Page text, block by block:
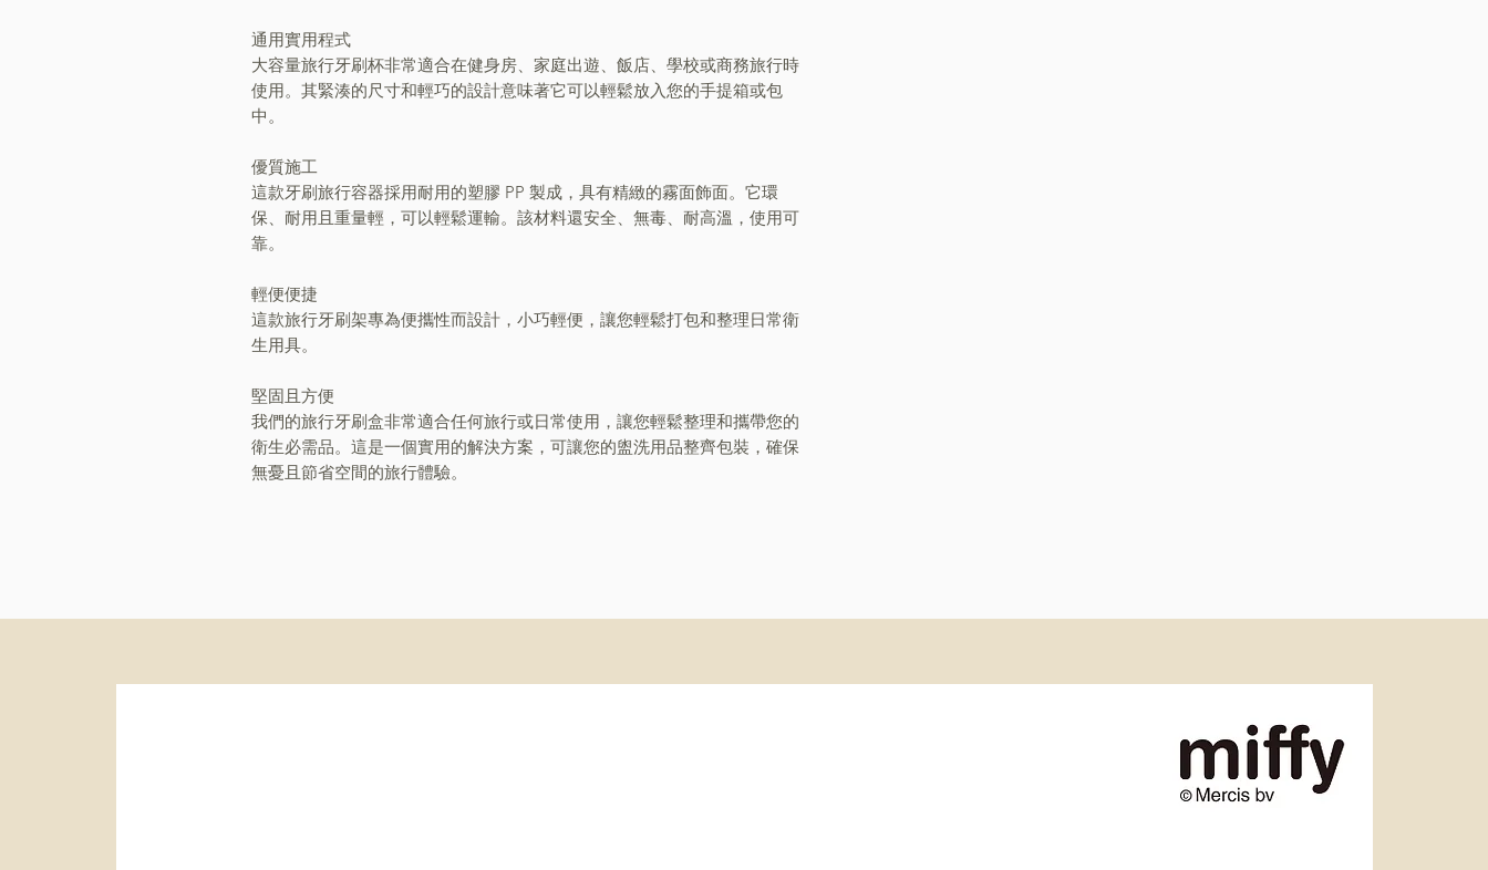
通用實用程式
大容量旅行牙刷杯非常適合在健身房、家庭出遊、飯店、學校或商務旅行時
使用。其緊湊的尺寸和輕巧的設計意味著它可以輕鬆放入您的手提箱或包
中。
優質施工
這款牙刷旅行容器採用耐用的塑膠 PP 製成，具有精緻的霧面飾面。它環
保、耐用且重量輕，可以輕鬆運輸。該材料還安全、無毒、耐高溫，使用可
靠。
輕便便捷
這款旅行牙刷架專為便攜性而設計，小巧輕便，讓您輕鬆打包和整理日常衛
生用具。
堅固且方便
我們的旅行牙刷盒非常適合任何旅行或日常使用，讓您輕鬆整理和攜帶您的
衛生必需品。這是一個實用的解決方案，可讓您的盥洗用品整齊包裝，確保
無憂且節省空間的旅行體驗。